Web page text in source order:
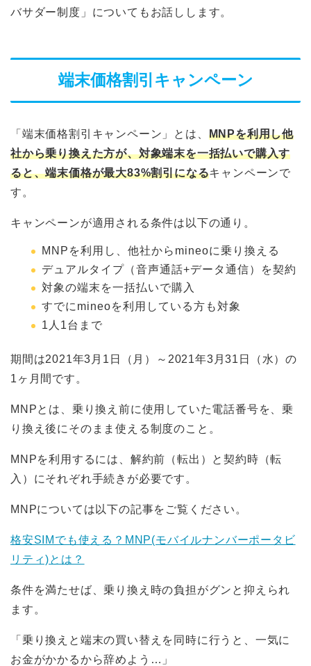
バサダー制度」についてもお話しします。
端末価格割引キャンペーン
「端末価格割引キャンペーン」とは、 MNPを利用し他
社から乗り換えた方が、対象端末を一括払いで購入す
ると、端末価格が最大83%割引になるキャンペーンで
す。
キャンペーンが適用される条件は以下の通り。
MNPを利用し、他社からmineoに乗り換える
デュアルタイプ（音声通話+データ通信）を契約
対象の端末を一括払いで購入
すでにmineoを利用している方も対象
1人1台まで
期間は2021年3月1日（月）～2021年3月31日（水）の
1ヶ月間です。
MNPとは、乗り換え前に使用していた電話番号を、乗
り換え後にそのまま使える制度のこと。
MNPを利用するには、解約前（転出）と契約時（転
入）にそれぞれ手続きが必要です。
MNPについては以下の記事をご覧ください。
格安SIMでも使える？MNP(モバイルナンバーポータビ
リティ)とは？
条件を満たせば、乗り換え時の負担がグンと抑えられ
ます。
「乗り換えと端末の買い替えを同時に行うと、一気に
お金がかかるから辞めよう…」